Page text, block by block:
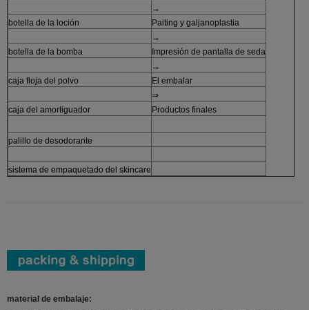
→
botella de la loción
Paiting y galjanoplastia
→
botella de la bomba
Impresión de pantalla de seda
→
caja floja del polvo
El embalar
⇒
caja del amortiguador
Productos finales
palillo de desodorante
sistema de empaquetado del skincare
material de embalaje: